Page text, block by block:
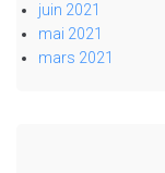
juin 2021
mai 2021
mars 2021